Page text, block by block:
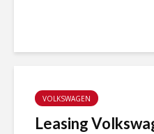
VOLKSWAGEN
Leasing